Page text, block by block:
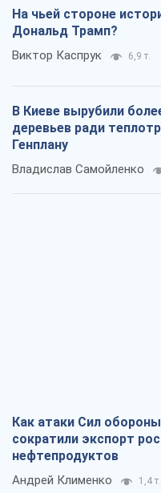
На чьей стороне
Дональд Трамп?
Виктор Каспрук 6,9 т.
В Киеве вырубили
деревьев ради
Генплану
Владислав Самойленко
Как атаки Сил
сократили экспорт
нефтепродуктов
Андрей Клименко 1,4 т.